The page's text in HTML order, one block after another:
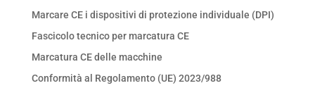
Marcare CE i dispositivi di protezione individuale (DPI)
Fascicolo tecnico per marcatura CE
Marcatura CE delle macchine
Conformità al Regolamento (UE) 2023/988